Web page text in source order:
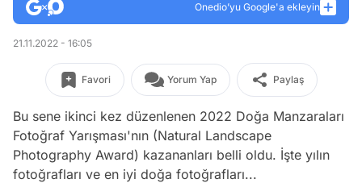
Onedio’yu Google'a ekleyin
21.11.2022 - 16:05
Favori Yorum Yap Paylaş
Bu sene ikinci kez düzenlenen 2022 Doğa Manzaraları
Fotoğraf Yarışması'nın (Natural Landscape
Photography Award) kazananları belli oldu. İşte yılın
fotoğrafları ve en iyi doğa fotoğrafları...